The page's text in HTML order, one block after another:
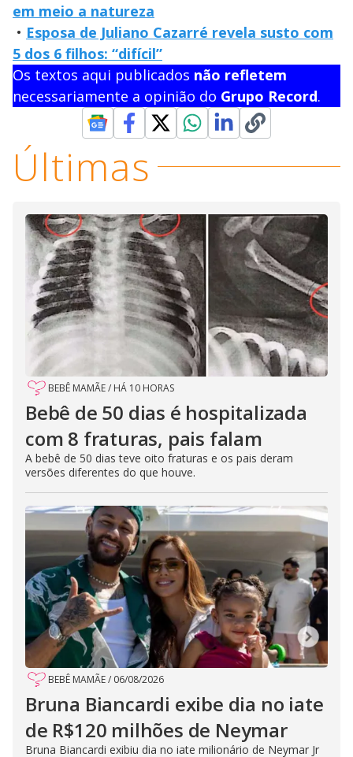
em meio a natureza
• Esposa de Juliano Cazarré revela susto com
5 dos 6 filhos: “difícil”
Os textos aqui publicados não refletem
necessariamente a opinião do Grupo Record.
Últimas
BEBÊ MAMÃE/ HÁ 10 HORAS
Bebê de 50 dias é hospitalizada
com 8 fraturas, pais falam
A bebê de 50 dias teve oito fraturas e os pais deram
versões diferentes do que houve.
BEBÊ MAMÃE/ 06/08/2026
Bruna Biancardi exibe dia no iate
de R$120 milhões de Neymar
Bruna Biancardi exibiu dia no iate milionário de Neymar Jr